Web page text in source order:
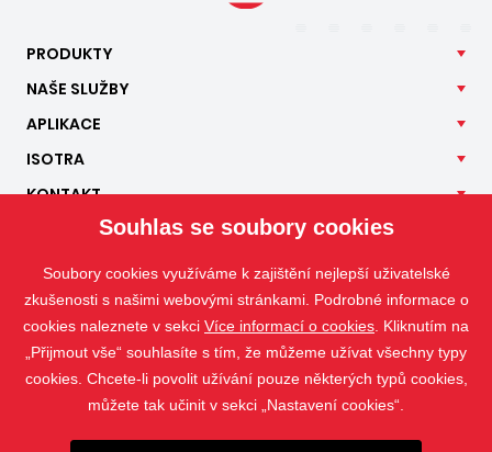
PRODUKTY
NAŠE SLUŽBY
APLIKACE
ISOTRA
KONTAKT
Souhlas se soubory cookies
Soubory cookies využíváme k zajištění nejlepší uživatelské
zkušenosti s našimi webovými stránkami. Podrobné informace o
cookies naleznete v sekci Více informací o cookies . Kliknutím na
„Přijmout vše“ souhlasíte s tím, že můžeme užívat všechny typy
cookies. Chcete-li povolit užívání pouze některých typů cookies,
můžete tak učinit v sekci „Nastavení cookies“.